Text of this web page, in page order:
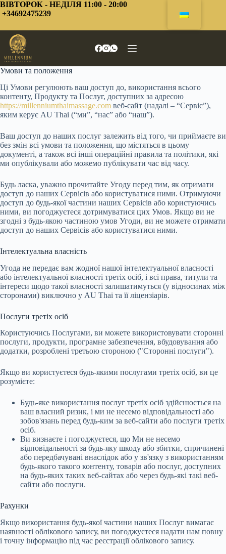
Перейти
до
ВІВТОРОК - НЕДІЛЯ 11:00 - 20:00
+34692475239
Умови та положення
Ці Умови регулюють ваш доступ до, використання всього
контенту, Продукту та Послуг, доступних за адресою
https://millenniumthaimassage.com веб-сайт (надалі – “Сервіс”),
яким керує AU Thai (“ми”, “нас” або “наш”).
Ваш доступ до наших послуг залежить від того, чи приймаєте ви
без змін всі умови та положення, що містяться в цьому
документі, а також всі інші операційні правила та політики, які
ми опублікували або можемо публікувати час від часу.
Будь ласка, уважно прочитайте Угоду перед тим, як отримати
доступ до наших Сервісів або користуватися ними. Отримуючи
доступ до будь-якої частини наших Сервісів або користуючись
ними, ви погоджуєтеся дотримуватися цих Умов. Якщо ви не
згодні з будь-якою частиною умов Угоди, ви не можете отримати
доступ до наших Сервісів або користуватися ними.
Інтелектуальна власність
Угода не передає вам жодної нашої інтелектуальної власності
або інтелектуальної власності третіх осіб, і всі права, титули та
інтереси щодо такої власності залишатимуться (у відносинах між
сторонами) виключно у AU Thai та її ліцензіарів.
Послуги третіх осіб
Користуючись Послугами, ви можете використовувати сторонні
послуги, продукти, програмне забезпечення, вбудовування або
додатки, розроблені третьою стороною ("Сторонні послуги").
Якщо ви користуєтеся будь-якими послугами третіх осіб, ви це
розумієте:
Будь-яке використання послуг третіх осіб здійснюється на
ваш власний ризик, і ми не несемо відповідальності або
зобов'язань перед будь-ким за веб-сайти або послуги третіх
осіб.
Ви визнаєте і погоджуєтеся, що Ми не несемо
відповідальності за будь-яку шкоду або збитки, спричинені
або передбачувані внаслідок або у зв'язку з використанням
будь-якого такого контенту, товарів або послуг, доступних
на будь-яких таких веб-сайтах або через будь-які такі веб-
сайти або послуги.
Рахунки
Якщо використання будь-якої частини наших Послуг вимагає
наявності облікового запису, ви погоджуєтеся надати нам повну
і точну інформацію під час реєстрації облікового запису.